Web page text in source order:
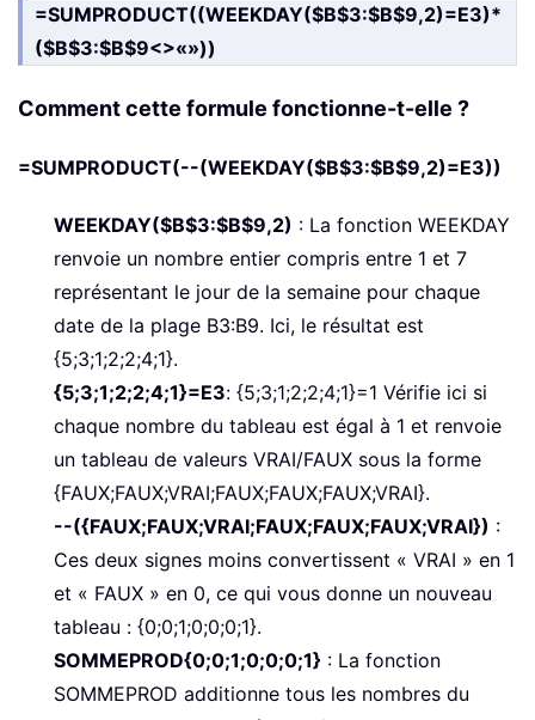
=SUMPRODUCT((WEEKDAY($B$3:$B$9,2)=E3)*
($B$3:$B$9<>«»))
Comment cette formule fonctionne-t-elle ?
=SUMPRODUCT(--(WEEKDAY($B$3:$B$9,2)=E3))
WEEKDAY($B$3:$B$9,2) : La fonction WEEKDAY
renvoie un nombre entier compris entre 1 et 7
représentant le jour de la semaine pour chaque
date de la plage B3:B9. Ici, le résultat est
{5;3;1;2;2;4;1}.
{5;3;1;2;2;4;1}=E3: {5;3;1;2;2;4;1}=1 Vérifie ici si
chaque nombre du tableau est égal à 1 et renvoie
un tableau de valeurs VRAI/FAUX sous la forme
{FAUX;FAUX;VRAI;FAUX;FAUX;FAUX;VRAI}.
--({FAUX;FAUX;VRAI;FAUX;FAUX;FAUX;VRAI}) :
Ces deux signes moins convertissent « VRAI » en 1
et « FAUX » en 0, ce qui vous donne un nouveau
tableau : {0;0;1;0;0;0;1}.
SOMMEPROD{0;0;1;0;0;0;1} : La fonction
SOMMEPROD additionne tous les nombres du